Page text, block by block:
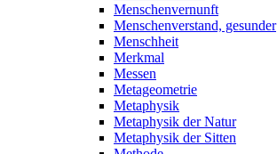
Menschenvernunft
Menschenverstand, gesunder
Menschheit
Merkmal
Messen
Metageometrie
Metaphysik
Metaphysik der Natur
Metaphysik der Sitten